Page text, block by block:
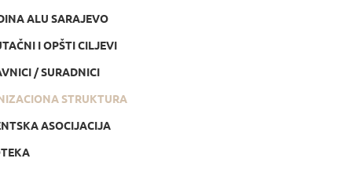
ALU SARAJEVO
I OPŠTI CILJEVI
/ SURADNICI
STRUKTURA
ASOCIJACIJA